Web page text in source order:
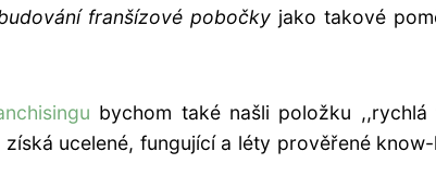
franšízové pobočkyjako takové
bychom také našli položku ,,rychlá
ucelené, fungující a léty prověřené